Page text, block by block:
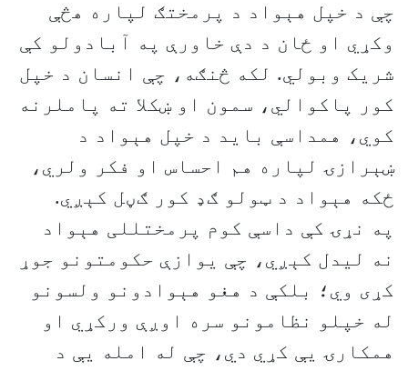
چې د خپل هېواد د پرمختګ لپاره هڅې
وکړي او ځان د دې خاورې په آبادولو کې
شریک وبولي. لکه څنګه، چې انسان د خپل
کور پاکوالي، سمون او ښکلا ته پاملرنه
کوي، همداسې باید د خپل هېواد د
ښېرازۍ لپاره هم احساس او فکر ولري،
ځکه هېواد د ټولو ګډ کور ګڼل کېږي.
په نړۍ کې داسې کوم پرمختللی هېواد
نه لیدل کېږي، چې یوازې حکومتونو جوړ
کړی وي؛ بلکې د هغو هېوادونو ولسونو
له خپلو نظامونو سره اوږې ورکړي او
همکارۍ یې کړي دي، چې له امله یې د